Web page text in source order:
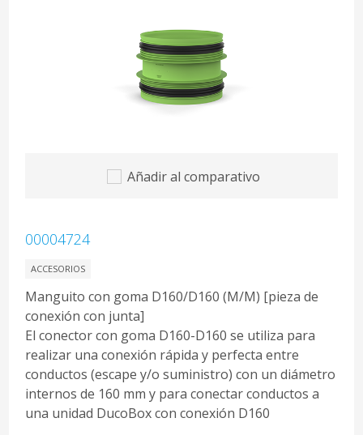
Añadir al comparativo
00004724
ACCESORIOS
Manguito con goma D160/D160 (M/M) [pieza de
conexión con junta]
El conector con goma D160-D160 se utiliza para
realizar una conexión rápida y perfecta entre
conductos (escape y/o suministro) con un diámetro
internos de 160 mm y para conectar conductos a
una unidad DucoBox con conexión D160